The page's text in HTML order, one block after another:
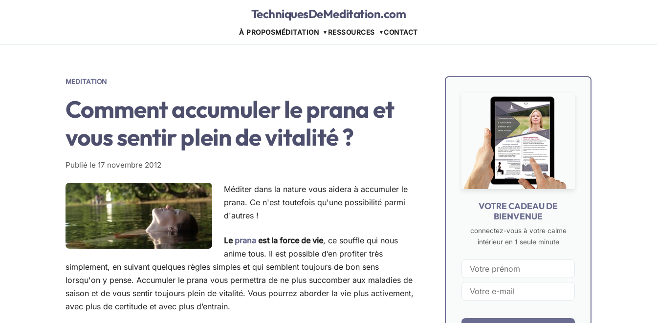
TechniquesDeMeditation.com
À PROPOSMÉDITATION RESSOURCES CONTACT
MEDITATION
Comment accumuler le prana et
vous sentir plein de vitalité ?
Publié le 17 novembre 2012
Méditer dans la nature vous aidera à accumuler le
prana. Ce n'est toutefois qu'une possibilité parmi
d'autres !
Le prana est la force de vie, ce souffle qui nous
anime tous. Il est possible d’en profiter très
simplement, en suivant quelques règles simples et qui semblent toujours de bon sens
lorsqu'on y pense. Accumuler le prana vous permettra de ne plus succomber aux maladies de
saison et de vous sentir toujours plein de vitalité. Vous pourrez aborder la vie plus activement,
avec plus de certitude et avec plus d’entrain.
VOTRE CADEAU DE
BIENVENUE
connectez-vous à votre calme
intérieur en 1 seule minute